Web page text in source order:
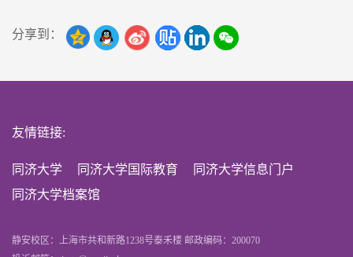
分享到：
友情链接:
同济大学 同济大学国际教育
同济大学信息门户
同济大学档案馆
静安校区：上海市共和新路1238号泰禾楼 邮政编码：200070